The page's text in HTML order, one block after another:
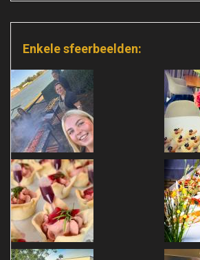
Enkele sfeerbeelden: